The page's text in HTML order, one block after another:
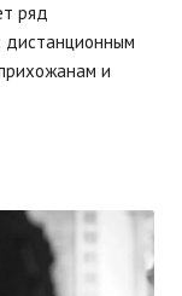
ряд
дистанционным
и